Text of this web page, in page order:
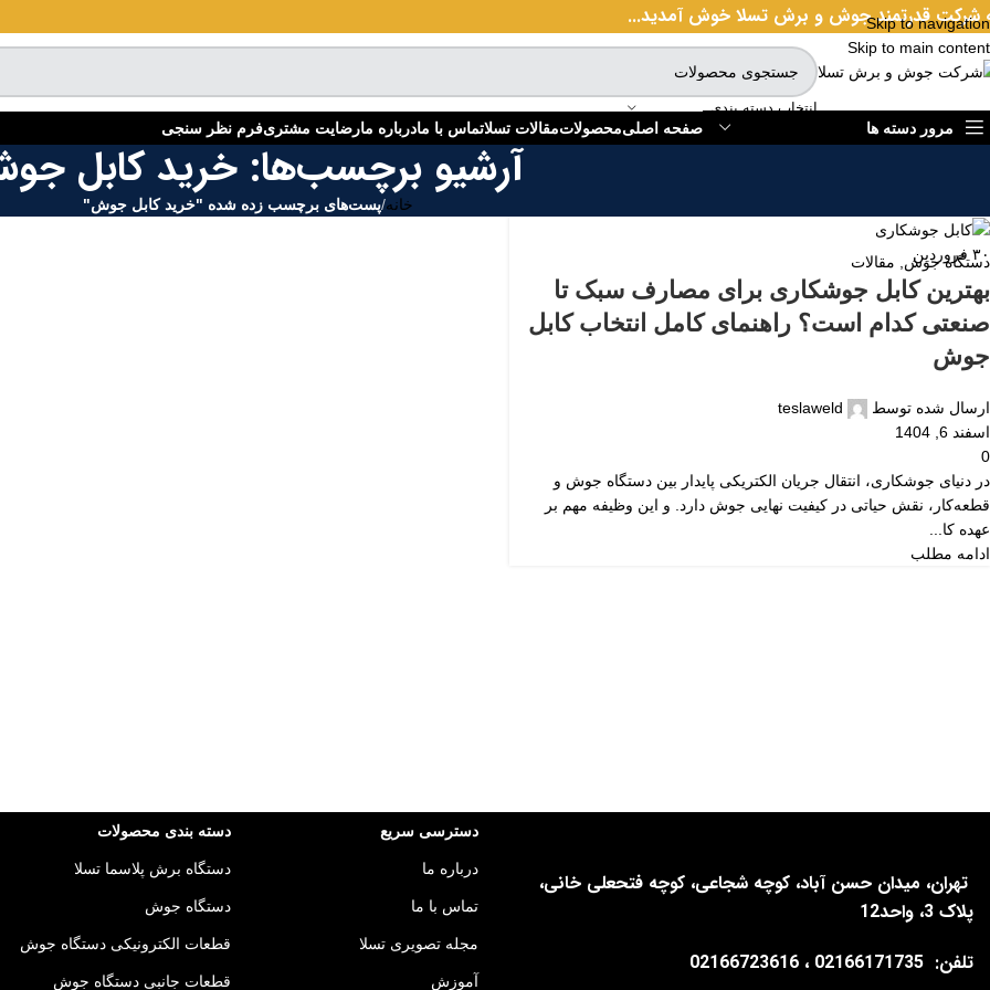
Skip to navigation
Skip to main content
شرکت قدرتمند جوش و برش تسلا خوش آمدید...
انتخاب دسته بندی
مرور دسته ها صفحه اصلیمحصولاتمقالات تسلاتماس با مادرباره مارضایت مشتریفرم نظر سنجی
آرشیو برچسب‌ها: خرید کابل
خانه/پست‌های برچسب زده شده "خرید کابل جوش"
۳۰ فروردین
دستگاه جوش مقالات
بهترین کابل جوشکاری برای مصارف سبک تا
صنعتی کدام است؟ راهنمای کامل انتخاب کابل
جوش
ارسال شده توسط
teslaweld
اسفند 6, 1404
0
در دنیای جوشکاری، انتقال جریان الکتریکی پایدار بین دستگاه جوش و
قطعه‌کار، نقش حیاتی در کیفیت نهایی جوش دارد. و این وظیفه مهم بر
عهده کا...
ادامه مطلب
تهران، میدان حسن آباد، کوچه شجاعی، کوچه فتحعلی خانی،
پلاک 3، واحد12
تلفن:
دسترسی سریع
درباره ما
تماس با ما
مجله تصویری تسلا
آموزش
دسته بندی محصولات
دستگاه برش پلاسما تسلا
دستگاه جوش
قطعات الکترونیکی دستگاه جوش
قطعات جانبی دستگاه جوش